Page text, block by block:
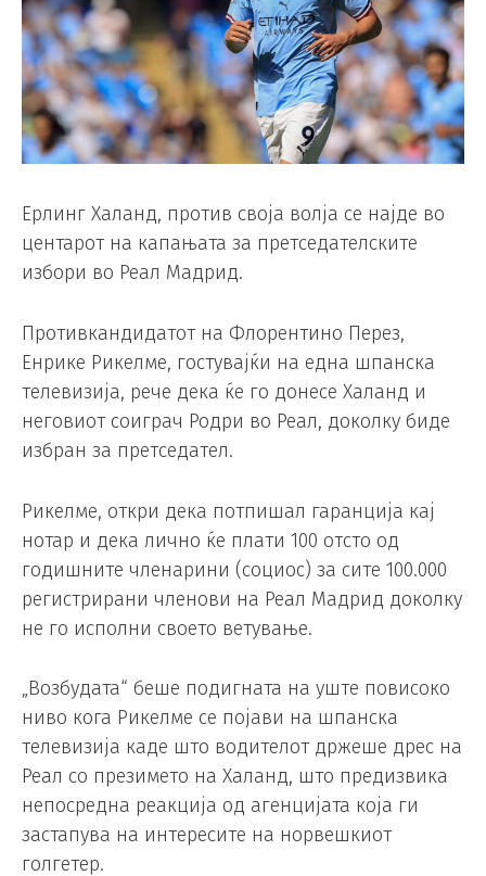
Ерлинг Халанд, против своја волја се најде во
центарот на капањата за претседателските
избори во Реал Мадрид.
Противкандидатот на Флорентино Перез,
Енрике Рикелме, гостувајќи на една шпанска
телевизија, рече дека ќе го донесе Халанд и
неговиот соиграч Родри во Реал, доколку биде
избран за претседател.
Рикелме, откри дека потпишал гаранција кај
нотар и дека лично ќе плати 100 отсто од
годишните членарини (социос) за сите 100.000
регистрирани членови на Реал Мадрид доколку
не го исполни своето ветување.
„Возбудата“ беше подигната на уште повисоко
ниво кога Рикелме се појави на шпанска
телевизија каде што водителот држеше дрес на
Реал со презимето на Халанд, што предизвика
непосредна реакција од агенцијата која ги
застапува на интересите на норвешкиот
голгетер.